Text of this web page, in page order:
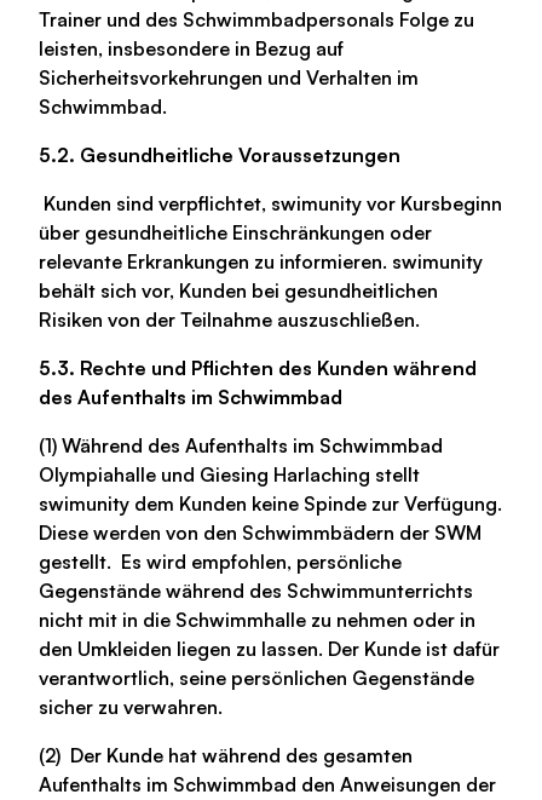
Trainer und des Schwimmbadpersonals Folge zu
leisten, insbesondere in Bezug auf
Sicherheitsvorkehrungen und Verhalten im
Schwimmbad.
5.2. Gesundheitliche Voraussetzungen
Kunden sind verpflichtet, swimunity vor Kursbeginn
über gesundheitliche Einschränkungen oder
relevante Erkrankungen zu informieren. swimunity
behält sich vor, Kunden bei gesundheitlichen
Risiken von der Teilnahme auszuschließen.
5.3. Rechte und Pflichten des Kunden während
des Aufenthalts im Schwimmbad
(1) Während des Aufenthalts im Schwimmbad
Olympiahalle und Giesing Harlaching stellt
swimunity dem Kunden keine Spinde zur Verfügung.
Diese werden von den Schwimmbädern der SWM
gestellt. Es wird empfohlen, persönliche
Gegenstände während des Schwimmunterrichts
nicht mit in die Schwimmhalle zu nehmen oder in
den Umkleiden liegen zu lassen. Der Kunde ist dafür
verantwortlich, seine persönlichen Gegenstände
sicher zu verwahren.
(2) Der Kunde hat während des gesamten
Aufenthalts im Schwimmbad den Anweisungen der